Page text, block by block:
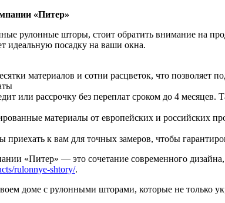
«Питер»
рулонные шторы, стоит обратить внимание на
идеальную посадку на ваши окна.
материалов и сотни расцветок, что позволяет
или рассрочку без переплат сроком до 4
материалы от европейских и российских
к вам для точных замеров, чтобы
«Питер» — это сочетание современного
rulonnye-shtory/.
доме с рулонными шторами, которые не только